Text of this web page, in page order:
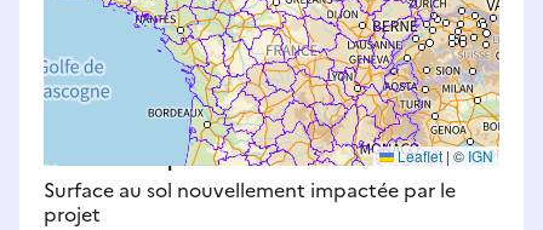
Leaflet|© IGN
Surfaces à prendre en compte : bâti, voirie,
espaces verts, remblais et bassins — impacts
définitifs et temporaires (travaux).
Nouveaux impacts
Surface au sol nouvellement impactée par le
projet